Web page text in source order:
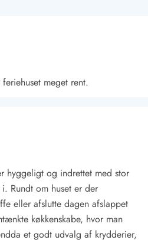
meget rent.
hyggeligt og indrettet med stor
Rundt om huset er der
eller afslutte dagen afslappet
køkkenskabe, hvor man
et godt udvalg af krydderier,